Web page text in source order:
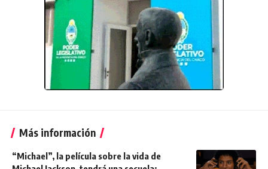
Más información
“Michael”, la película sobre la vida de